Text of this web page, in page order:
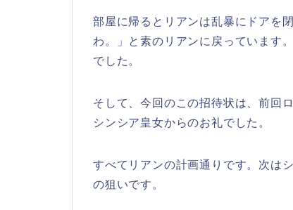
部屋に帰るとリアンは乱暴にドアを
わ。」と素のリアンに戻っています
でした。
そして、今回のこの招待状は、前回
シンシア皇女からのお礼でした。
すべてリアンの計画通りです。次は
の狙いです。